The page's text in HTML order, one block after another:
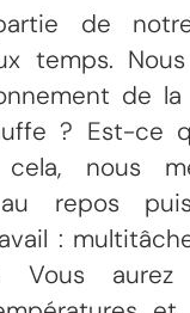
de
temps.
de
? Est-ce
nous
au repos
:
Vous